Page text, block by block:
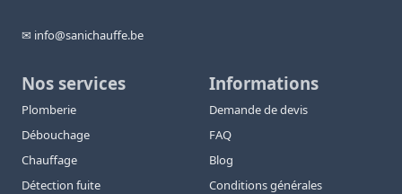
✉ info@sanichauffe.be
Nos services
Plomberie
Débouchage
Chauffage
Détection fuite
Informations
Demande de devis
FAQ
Blog
Conditions générales